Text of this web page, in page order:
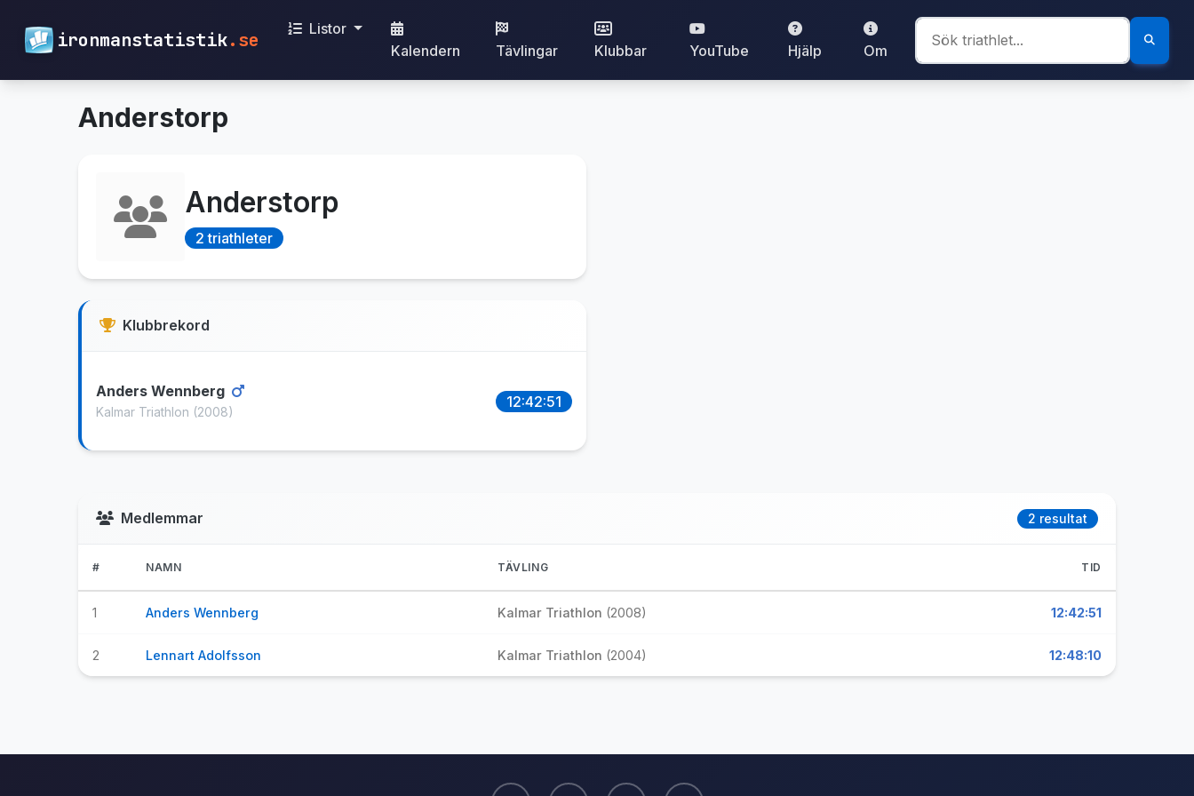
ironmanstatistik.se
Listor
Kalendern
Tävlingar Klubbar YouTube Hjälp Om
Anderstorp
Anderstorp
2 triathleter
Klubbrekord
Anders Wennberg
Kalmar Triathlon (2008)
12:42:51
Medlemmar 2 resultat
# NAMN TÄVLING TID
1 Anders Wennberg Kalmar Triathlon (2008) 12:42:51
2 Lennart Adolfsson Kalmar Triathlon (2004) 12:48:10